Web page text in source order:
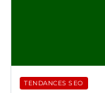
TENDANCES SEO